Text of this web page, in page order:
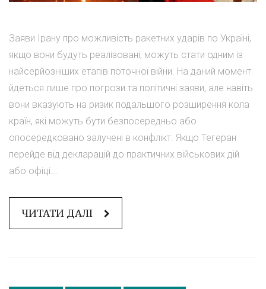
Заяви Ірану про можливість ракетних ударів по Україні,
якщо вони будуть реалізовані, можуть стати одним із
найсерйозніших етапів поточної війни. На даний момент
йдеться лише про погрози та політичні заяви, але навіть
вони вказують на ризик подальшого розширення кола
країн, які можуть бути безпосередньо або
опосередковано залучені в конфлікт. Якщо Тегеран
перейде від декларацій до практичних військових дій
або офіці...
ЧИТАТИ ДАЛІ